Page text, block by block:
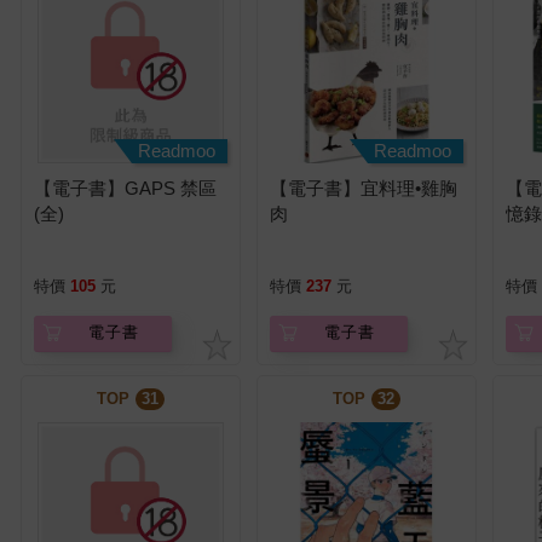
Readmoo
【電子書】GAPS 禁區
(全)
特價 105 元
電子書
Readmoo
【電子書】宜料理•雞胸
肉
特價 237 元
電子書
【
憶
特價
TOP 31 TOP 32